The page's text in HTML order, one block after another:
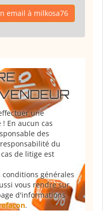
email à milkosa76
:
une
En aucun cas
des
du
de litige est
générales
vous rendre sur
d'informations
.